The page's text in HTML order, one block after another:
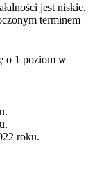
jest niskie.
terminem
o 1 poziom w
roku.